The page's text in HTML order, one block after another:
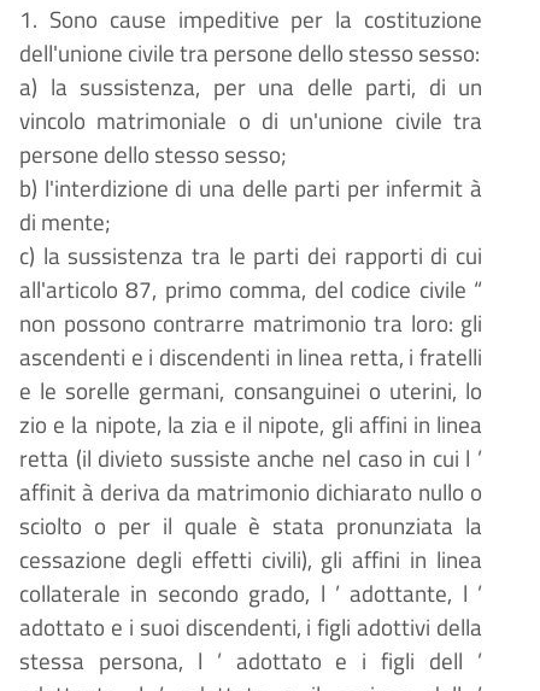
1. Sono cause impeditive per la costituzione
dell'unione civile tra persone dello stesso sesso:
a) la sussistenza, per una delle parti, di un
vincolo matrimoniale o di un'unione civile tra
persone dello stesso sesso;
b) l'interdizione di una delle parti per infermit à
di mente;
c) la sussistenza tra le parti dei rapporti di cui
all'articolo 87, primo comma, del codice civile “
non possono contrarre matrimonio tra loro: gli
ascendenti e i discendenti in linea retta, i fratelli
e le sorelle germani, consanguinei o uterini, lo
zio e la nipote, la zia e il nipote, gli affini in linea
retta (il divieto sussiste anche nel caso in cui l ’
affinità deriva da matrimonio dichiarato nullo o
sciolto o per il quale è stata pronunziata la
cessazione degli effetti civili), gli affini in linea
collaterale in secondo grado, l ’ adottante, l ’
adottato e i suoi discendenti, i figli adottivi della
stessa persona, l ’ adottato e i figli dell ’